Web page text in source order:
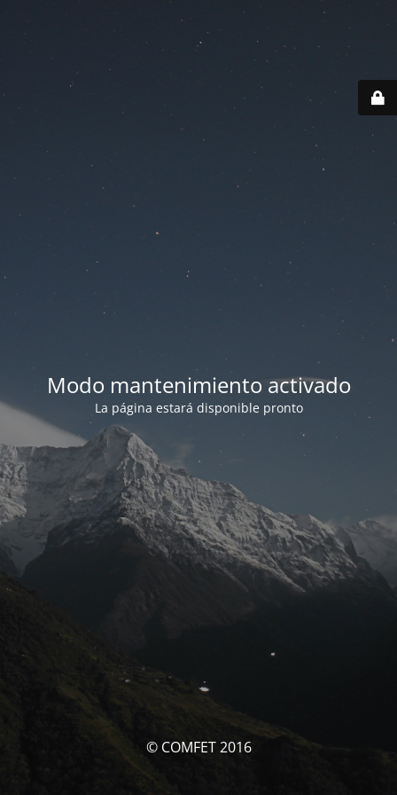
Modo mantenimiento activado
La página estará disponible pronto
© COMFET 2016